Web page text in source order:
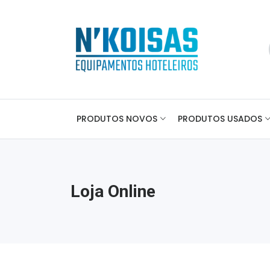
PRODUTOS NOVOS PRODUTOS USADOS
Loja Online